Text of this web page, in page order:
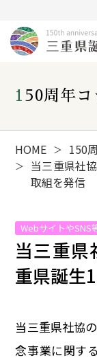
新着情報
みえ150
災害
産業
インフラ
イベント
150周年
HOME ＞ 150
＞
当三重県社
取組を発信
WebサイトやSNS
当三重県
重県誕生
当三重県社協
念事業に関す